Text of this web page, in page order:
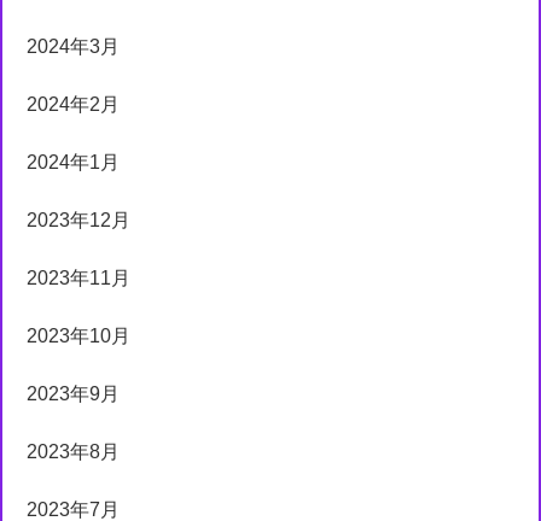
2024年3月
2024年2月
2024年1月
2023年12月
2023年11月
2023年10月
2023年9月
2023年8月
2023年7月